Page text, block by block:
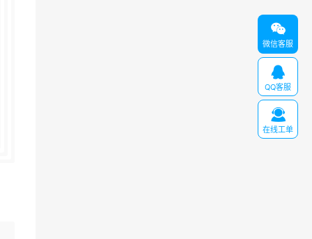

微信客服

QQ客服

在线工单